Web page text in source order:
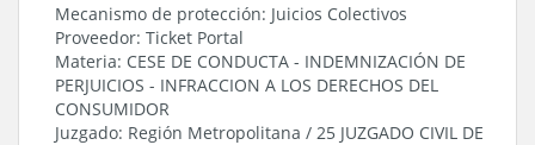
Mecanismo de protección: Juicios Colectivos
Proveedor: Ticket Portal
Materia: CESE DE CONDUCTA - INDEMNIZACIÓN DE
PERJUICIOS - INFRACCION A LOS DERECHOS DEL
CONSUMIDOR
Juzgado: Región Metropolitana / 25 JUZGADO CIVIL DE